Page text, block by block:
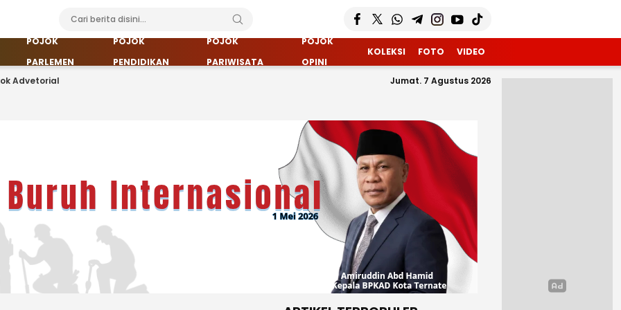
POJOK
PARLEMEN
POJOK
PENDIDIKAN
POJOK
PARIWISATA
POJOK
OPINI
KOLEKSI FOTO VIDEO
Advetorial Jumat. 7 Agustus 2026